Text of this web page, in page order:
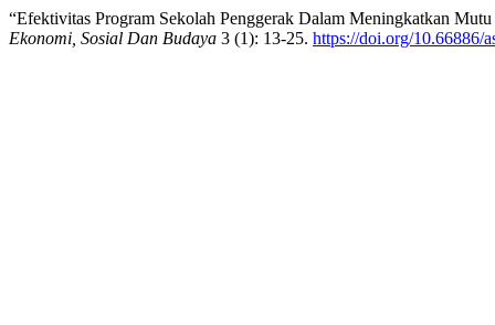
“Efektivitas Program Sekolah Penggerak Dalam Meningkatkan
Ekonomi, Sosial Dan Budaya 3 (1): 13-25. https://doi.org/10.66886/